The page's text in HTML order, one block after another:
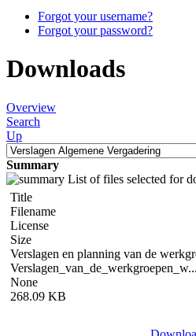
Forgot your username?
Forgot your password?
Downloads
Overview
Search
Up
Summary
List of files selected for
Title
Filename
License
Size
Verslagen en planning van de
None
268.09 KB